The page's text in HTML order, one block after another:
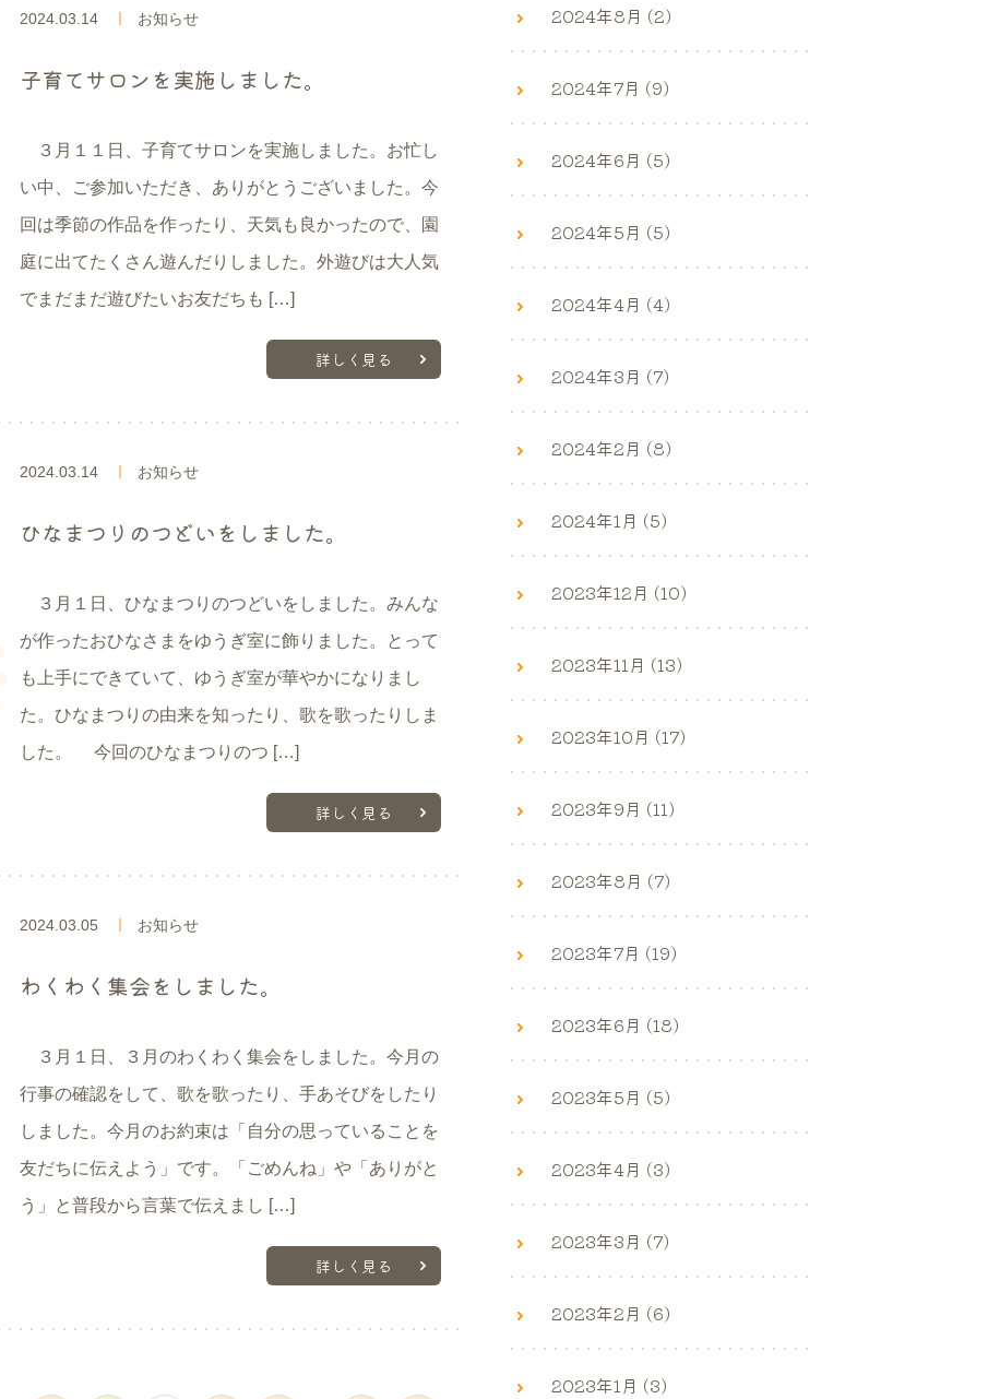
2024.03.14 お知らせ
子育てサロンを実施しました。
３月１１日、子育てサロンを実施しました。お忙し
い中、ご参加いただき、ありがとうございました。今
回は季節の作品を作ったり、天気も良かったので、園
庭に出てたくさん遊んだりしました。外遊びは大人気
でまだまだ遊びたいお友だちも […]
詳しく見る
2024.03.14 お知らせ
ひなまつりのつどいをしました。
３月１日、ひなまつりのつどいをしました。みんな
が作ったおひなさまをゆうぎ室に飾りました。とって
も上手にできていて、ゆうぎ室が華やかになりまし
た。ひなまつりの由来を知ったり、歌を歌ったりしま
した。 今回のひなまつりのつ […]
詳しく見る
2024.03.05 お知らせ
わくわく集会をしました。
３月１日、３月のわくわく集会をしました。今月の
行事の確認をして、歌を歌ったり、手あそびをしたり
しました。今月のお約束は「自分の思っていることを
友だちに伝えよう」です。「ごめんね」や「ありがと
う」と普段から言葉で伝えまし […]
詳しく見る
2024年8月 (2)
2024年7月 (9)
2024年6月 (5)
2024年5月 (5)
2024年4月 (4)
2024年3月 (7)
2024年2月 (8)
2024年1月 (5)
2023年12月 (10)
2023年11月 (13)
2023年10月 (17)
2023年9月 (11)
2023年8月 (7)
2023年7月 (19)
2023年6月 (18)
2023年5月 (5)
2023年4月 (3)
2023年3月 (7)
2023年2月 (6)
2023年1月 (3)